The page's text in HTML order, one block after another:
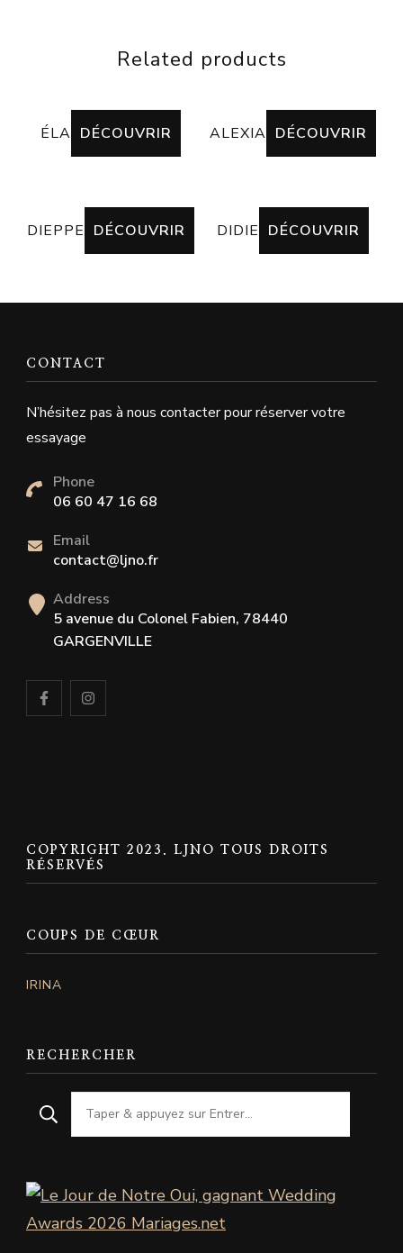
Related products
ÉLA DÉCOUVRIR ALEXIA DÉCOUVRIR
DIEPPE DÉCOUVRIR DIDIE DÉCOUVRIR
CONTACT
N’hésitez pas à nous contacter pour réserver votre
essayage
Phone
06 60 47 16 68
Email
contact@ljno.fr
Address
5 avenue du Colonel Fabien, 78440
GARGENVILLE
COPYRIGHT 2023. LJNO TOUS DROITS
RÉSERVÉS
COUPS DE CŒUR
IRINA
RECHERCHER